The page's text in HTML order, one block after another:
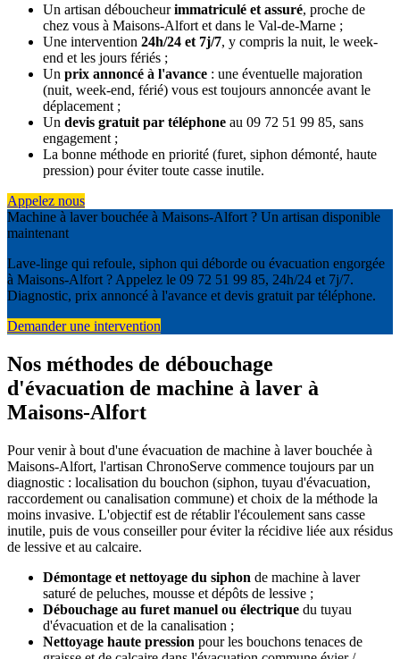
Un artisan déboucheurimmatriculé et assuré, proche de
chez vous à Maisons-Alfort et dans le Val-de-Marne ;
Une intervention 24h/24 et 7j/7, y compris la nuit, le week-
end et les jours fériés ;
Un prix annoncé à l'avance : une éventuelle majoration
(nuit, week-end, férié) vous est toujours annoncée avant le
déplacement ;
Un devis gratuit par téléphone au 09 72 51 99 85, sans
engagement ;
La bonne méthode en priorité (furet, siphon démonté, haute
pression) pour éviter toute casse inutile.
Appelez nous
Machine à laver bouchée à Maisons-Alfort ? Un artisan disponible
maintenant
Lave-linge qui refoule, siphon qui déborde ou évacuation engorgée
à Maisons-Alfort ? Appelez le 09 72 51 99 85, 24h/24 et 7j/7.
Diagnostic, prix annoncé à l'avance et devis gratuit par téléphone.
Demander une intervention
Nos méthodes de débouchage
d'évacuation de machine à laver à
Maisons-Alfort
Pour venir à bout d'une évacuation de machine à laver bouchée à
Maisons-Alfort, l'artisan ChronoServe commence toujours par un
diagnostic : localisation du bouchon (siphon, tuyau d'évacuation,
raccordement ou canalisation commune) et choix de la méthode la
moins invasive. L'objectif est de rétablir l'écoulement sans casse
inutile, puis de vous conseiller pour éviter la récidive liée aux résidus
de lessive et au calcaire.
Démontage et nettoyage du siphon de machine à laver
saturé de peluches, mousse et dépôts de lessive ;
Débouchage au furet manuel ou électrique du tuyau
d'évacuation et de la canalisation ;
Nettoyage haute pression pour les bouchons tenaces de